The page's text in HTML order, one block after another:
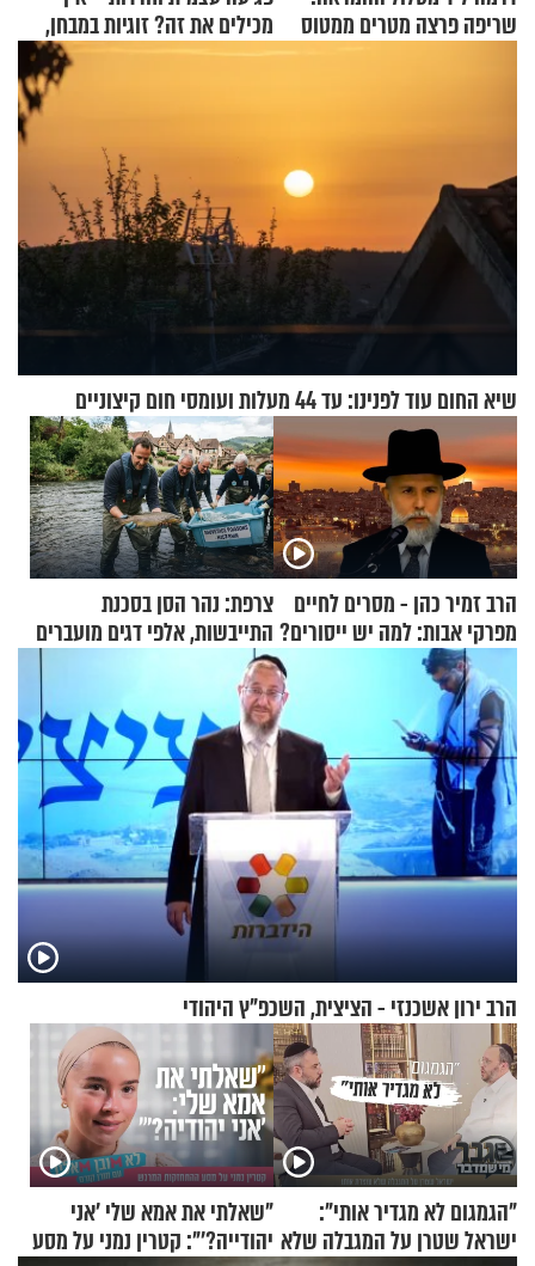
שריפה פרצה מטרים ממטוס
מכילים את זה? זוגיות במבחן,
הפעם עם יהודית ואלתר כהן
שיא החום עוד לפנינו: עד 44 מעלות ועומסי חום קיצוניים
הרב זמיר כהן - מסרים לחיים
מפרקי אבות: למה יש ייסורים?
צרפת: נהר הסן בסכנת
התייבשות, אלפי דגים מועברים
במבצעי חילוץ
הרב ירון אשכנזי - הציצית, השכפ"ץ היהודי
"הגמגום לא מגדיר אותי":
ישראל שטרן על המגבלה שלא
"שאלתי את אמא שלי 'אני
יהודייה?'": קטרין נמני על מסע